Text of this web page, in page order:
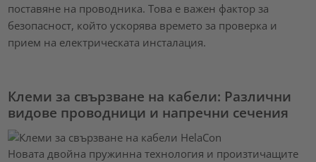
поставяне на проводника. Това е важен фактор за
безопасност, който ускорява времето за проверка и
прием на електрическата инсталация.
Клеми за свързване на кабели: Различни
видове проводници и напречни сечения
Новата двойна пружинна технология и произтичащите